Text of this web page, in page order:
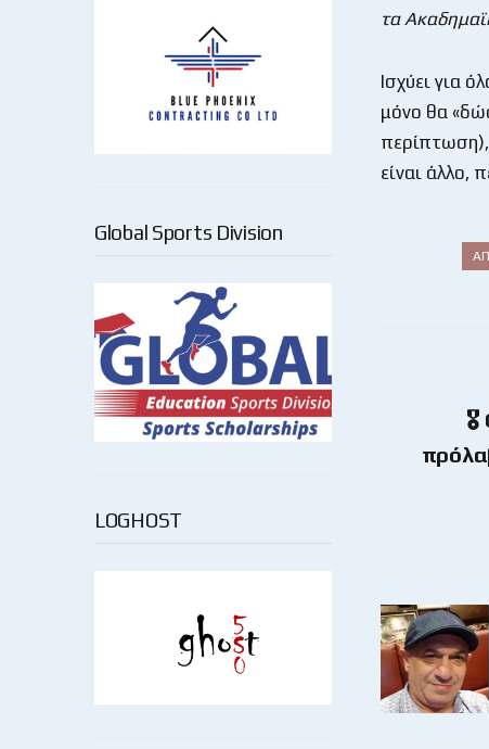
Global Sports Division
LOGHOST
τα
Ισχύει για
μόνο θα
είναι άλλο,
🎖